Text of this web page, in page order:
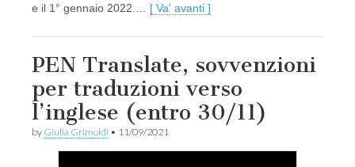
e il 1° gennaio 2022.… [ Va' avanti ]
PEN Translate, sovvenzioni
per traduzioni verso
l’inglese (entro 30/11)
by Giulia Grimoldi • 11/09/2021